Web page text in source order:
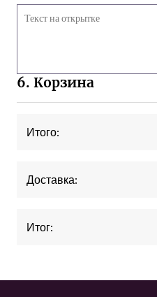
6. Корзина
Итого:
Доставка:
Итог: